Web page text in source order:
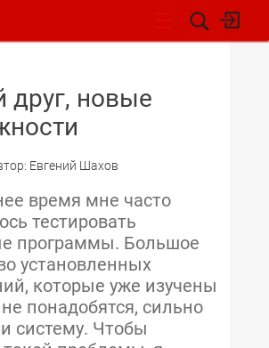
друг, новые
Евгений Шахов
время мне часто
тестировать
программы. Большое
установленных
которые уже изучены
понадобятся, сильно
систему. Чтобы